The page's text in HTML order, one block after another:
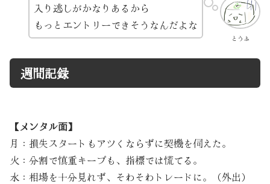
とうふ
入り逃しがかなりあるから
もっとエントリーできそうなんだよな
週間記録
【メンタル面】
月：損失スタートもアツくならずに契機を伺えた。
火：分割で慎重キープも、指標では慌てる。
水：相場を十分見れず、そわそわトレードに。（外出）